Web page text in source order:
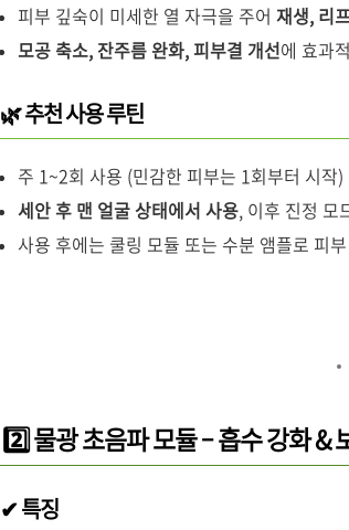
피부 깊숙이 미세한 열 자극을 주어 재생, 리
모공 축소, 잔주름 완화, 피부결 개선에 효과적
🌿 추천 사용 루틴
주 1~2회 사용 (민감한 피부는 1회부터 시작)
세안 후 맨 얼굴 상태에서 사용, 이후 진정 모
사용 후에는 쿨링 모듈 또는 수분 앰플로 피
2️⃣ 물광 초음파 모듈 – 흡수 강화 &
✔ 특징